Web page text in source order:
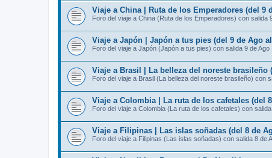
Viaje a China | Ruta de los Emperadores (del 9
Foro del viaje a China (Ruta de los Emperadores) con salida
Viaje a Japón | Japón a tus pies (del 9 de Ago
Foro del viaje a Japón (Japón a tus pies) con salida 9 de Ago
Viaje a Brasil | La belleza del noreste brasileño
Foro del viaje a Brasil (La belleza del noreste brasileño) con
Viaje a Colombia | La ruta de los cafetales (del
Foro del viaje a Colombia (La ruta de los cafetales) con
Viaje a Filipinas | Las islas soñadas (del 8 de
Foro del viaje a Filipinas (Las islas soñadas) con salida 8 de